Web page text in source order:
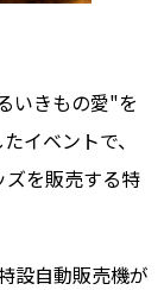
いきもの愛"を
イベントで、
を販売する特
設自動販売機が